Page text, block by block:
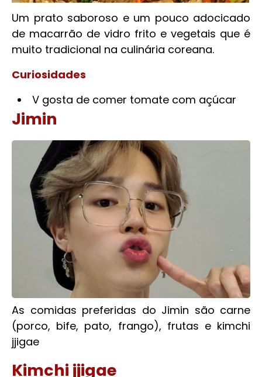
Um prato saboroso e um pouco adocicado
de macarrão de vidro frito e vegetais que é
muito tradicional na culinária coreana.
Curiosidades
V gosta de comer tomate com açúcar
Jimin
As comidas preferidas do Jimin são carne
(porco, bife, pato, frango), frutas e kimchi
jjigae
Kimchi jjigae